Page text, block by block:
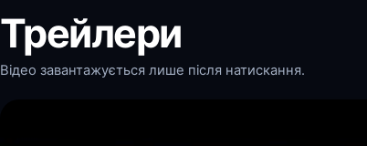
Трейлери
Відео завантажується лише після натискання.